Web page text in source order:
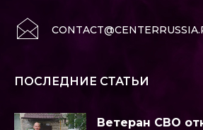
ПОСЛЕДНИЕ СТАТЬИ
Ветеран СВО